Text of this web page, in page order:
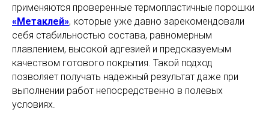
применяются проверенные термопластичные порошки
«Метаклей», которые уже давно зарекомендовали
себя стабильностью состава, равномерным
плавлением, высокой адгезией и предсказуемым
качеством готового покрытия. Такой подход
позволяет получать надежный результат даже при
выполнении работ непосредственно в полевых
условиях.